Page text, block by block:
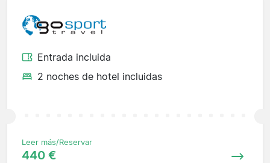
Entrada incluida
2 noches de hotel incluidas
Leer más/Reservar
440 €